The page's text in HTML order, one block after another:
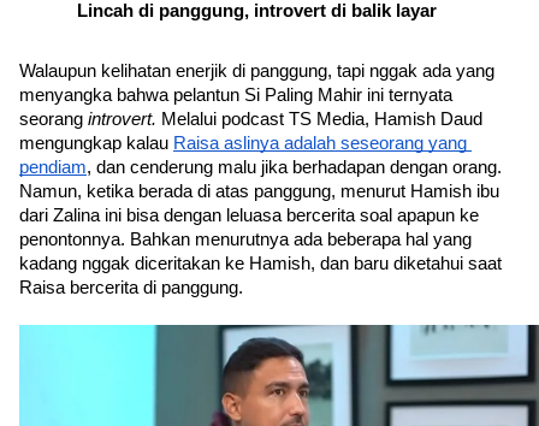
Lincah di panggung, introvert di balik layar
Walaupun kelihatan enerjik di panggung, tapi nggak ada yang
menyangka bahwa pelantun Si Paling Mahir ini ternyata
seorang introvert. Melalui podcast TS Media, Hamish Daud
mengungkap kalau Raisa aslinya adalah seseorang yang
pendiam, dan cenderung malu jika berhadapan dengan orang.
Namun, ketika berada di atas panggung, menurut Hamish ibu
dari Zalina ini bisa dengan leluasa bercerita soal apapun ke
penontonnya. Bahkan menurutnya ada beberapa hal yang
kadang nggak diceritakan ke Hamish, dan baru diketahui saat
Raisa bercerita di panggung.